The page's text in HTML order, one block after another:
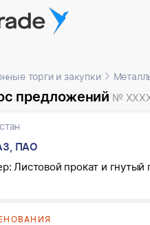
торги и закупки
предложений №
ПАО
Листовой прокат и гнутый